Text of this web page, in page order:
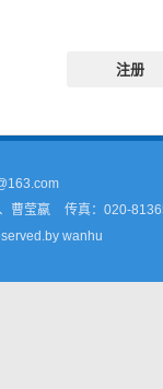
注册
曹莹嬴
传真：020-
wanhu